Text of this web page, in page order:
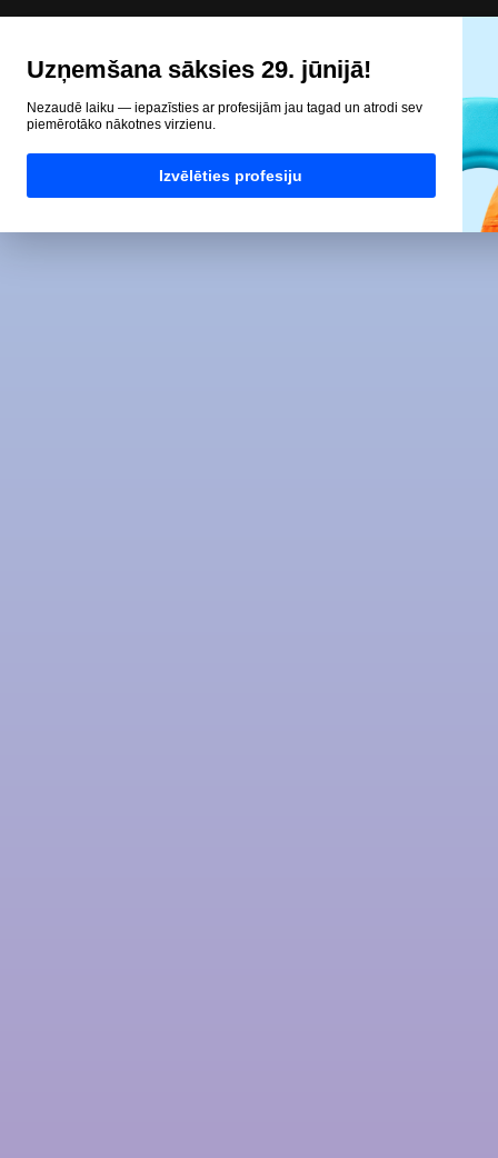
Uzņemšana sāksies 29. jūnijā!
Nezaudē laiku — iepazīsties ar profesijām jau tagad un atrodi sev
piemērotāko nākotnes virzienu.
Izvēlēties profesiju